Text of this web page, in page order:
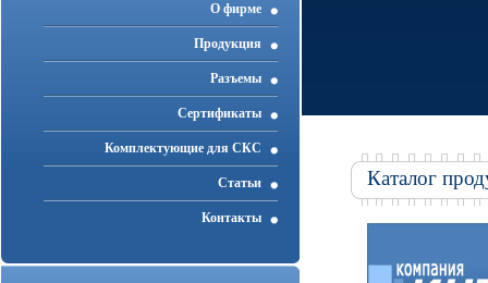
О фирме
Продукция
Разъемы
Cертификаты
Комплектующие для СКС
Статьи
Контакты
Каталог